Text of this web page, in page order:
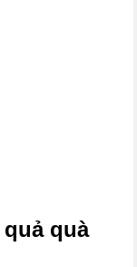
quà